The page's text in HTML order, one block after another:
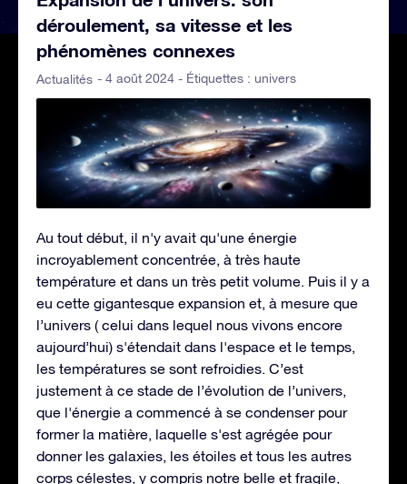
déroulement, sa vitesse et les
phénomènes connexes
Actualités - 4 août 2024 - Étiquettes : univers
Au tout début, il n'y avait qu'une énergie
incroyablement concentrée, à très haute
température et dans un très petit volume. Puis il y a
eu cette gigantesque expansion et, à mesure que
l’univers ( celui dans lequel nous vivons encore
aujourd’hui) s'étendait dans l'espace et le temps,
les températures se sont refroidies. C’est
justement à ce stade de l’évolution de l’univers,
que l'énergie a commencé à se condenser pour
former la matière, laquelle s'est agrégée pour
donner les galaxies, les étoiles et tous les autres
corps célestes, y compris notre belle et fragile,